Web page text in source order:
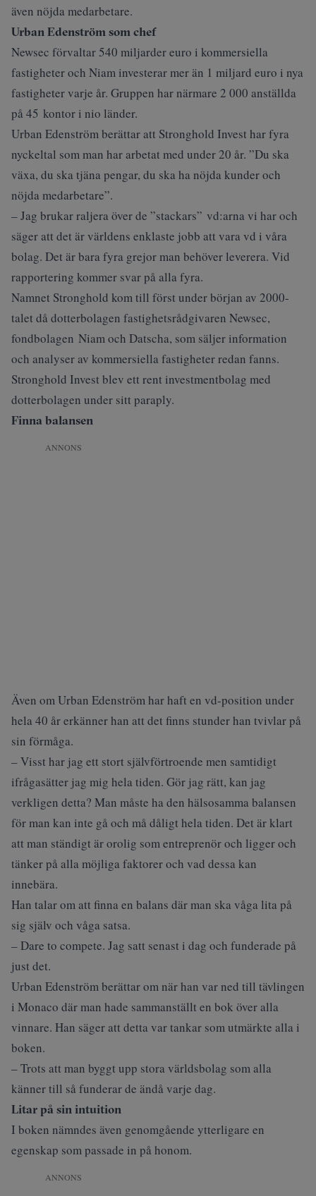
även nöjda medarbetare.
Urban Edenström som chef
Newsec förvaltar 540 miljarder euro i kommersiella
fastigheter och Niam investerar mer än 1 miljard euro i nya
fastigheter varje år. Gruppen har närmare 2 000 anställda
på 45 kontor i nio länder.
Urban Edenström berättar att Stronghold Invest har fyra
nyckeltal som man har arbetat med under 20 år. ”Du ska
växa, du ska tjäna pengar, du ska ha nöjda kunder och
nöjda medarbetare”.
– Jag brukar raljera över de ”stackars” vd:arna vi har och
säger att det är världens enklaste jobb att vara vd i våra
bolag. Det är bara fyra grejor man behöver leverera. Vid
rapportering kommer svar på alla fyra.
Namnet Stronghold kom till först under början av 2000-
talet då dotterbolagen fastighetsrådgivaren Newsec,
fondbolagen Niam och Datscha, som säljer information
och analyser av kommersiella fastigheter redan fanns.
Stronghold Invest blev ett rent investmentbolag med
dotterbolagen under sitt paraply.
Finna balansen
ANNONS
Även om Urban Edenström har haft en vd-position under
hela 40 år erkänner han att det finns stunder han tvivlar på
sin förmåga.
– Visst har jag ett stort självförtroende men samtidigt
ifrågasätter jag mig hela tiden. Gör jag rätt, kan jag
verkligen detta? Man måste ha den hälsosamma balansen
för man kan inte gå och må dåligt hela tiden. Det är klart
att man ständigt är orolig som entreprenör och ligger och
tänker på alla möjliga faktorer och vad dessa kan
innebära.
Han talar om att finna en balans där man ska våga lita på
sig själv och våga satsa.
– Dare to compete. Jag satt senast i dag och funderade på
just det.
Urban Edenström berättar om när han var ned till tävlingen
i Monaco där man hade sammanställt en bok över alla
vinnare. Han säger att detta var tankar som utmärkte alla i
boken.
– Trots att man byggt upp stora världsbolag som alla
känner till så funderar de ändå varje dag.
Litar på sin intuition
I boken nämndes även genomgående ytterligare en
egenskap som passade in på honom.
ANNONS